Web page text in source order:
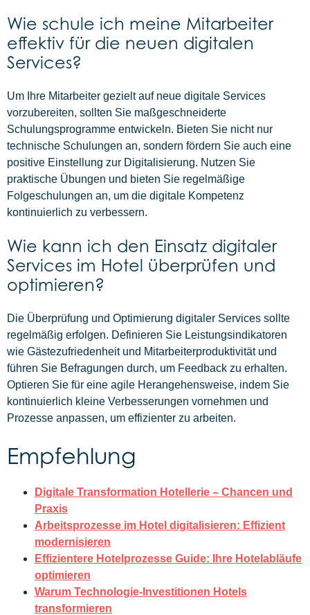
Wie schule ich meine Mitarbeiter
effektiv für die neuen digitalen
Services?
Um Ihre Mitarbeiter gezielt auf neue digitale Services
vorzubereiten, sollten Sie maßgeschneiderte
Schulungsprogramme entwickeln. Bieten Sie nicht nur
technische Schulungen an, sondern fördern Sie auch eine
positive Einstellung zur Digitalisierung. Nutzen Sie
praktische Übungen und bieten Sie regelmäßige
Folgeschulungen an, um die digitale Kompetenz
kontinuierlich zu verbessern.
Wie kann ich den Einsatz digitaler
Services im Hotel überprüfen und
optimieren?
Die Überprüfung und Optimierung digitaler Services sollte
regelmäßig erfolgen. Definieren Sie Leistungsindikatoren
wie Gästezufriedenheit und Mitarbeiterproduktivität und
führen Sie Befragungen durch, um Feedback zu erhalten.
Optieren Sie für eine agile Herangehensweise, indem Sie
kontinuierlich kleine Verbesserungen vornehmen und
Prozesse anpassen, um effizienter zu arbeiten.
Empfehlung
Digitale Transformation Hotellerie – Chancen und
Praxis
Arbeitsprozesse im Hotel digitalisieren: Effizient
modernisieren
Effizientere Hotelprozesse Guide: Ihre Hotelabläufe
optimieren
Warum Technologie-Investitionen Hotels
transformieren